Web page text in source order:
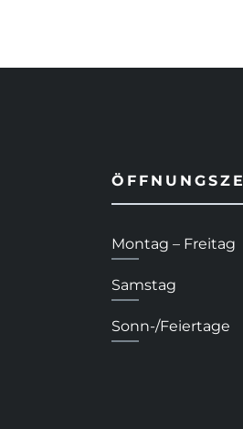
Montag – Freitag
Samstag
Sonn-/Feiertage